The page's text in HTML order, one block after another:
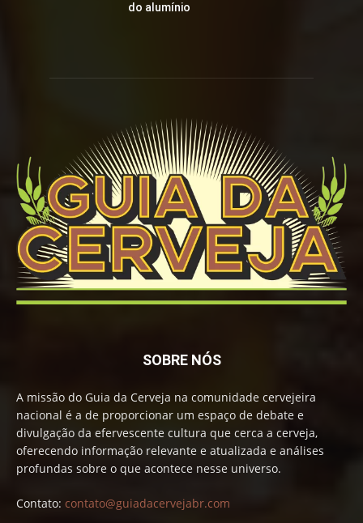
do alumínio
SOBRE NÓS
A missão do Guia da Cerveja na comunidade cervejeira
nacional é a de proporcionar um espaço de debate e
divulgação da efervescente cultura que cerca a cerveja,
oferecendo informação relevante e atualizada e análises
profundas sobre o que acontece nesse universo.
Contato: contato@guiadacervejabr.com